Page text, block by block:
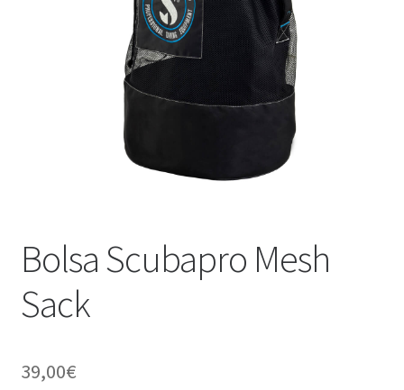
Bolsa Scubapro Mesh
Sack
39,00€